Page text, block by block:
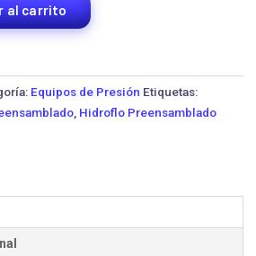
al carrito
Equipos de Presión Etiquetas:
Hidroflo Preensamblado